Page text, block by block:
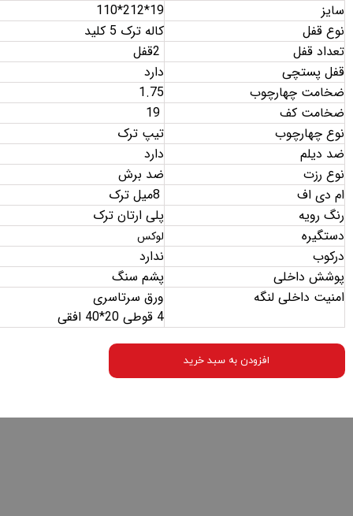
سایز
110*212*19
نوع قفل
کاله ترک 5 کلید
تعداد قفل
2قفل
قفل پستچی
دارد
ضخامت چهارچوب
1.75
ضخامت کف
19
نوع چهارچوب
تیپ ترک
ضد دیلم
دارد
نوع رزت
ضد برش
ام دی اف
8میل ترک
رنگ رویه
پلی ارتان ترک
دستگیره
لوکس
درکوب
ندارد
پوشش داخلی
پشم سنگ
امنیت داخلی لنگه
ورق سرتاسری
4 قوطی 20*40 افقی
افزودن به سبد خرید